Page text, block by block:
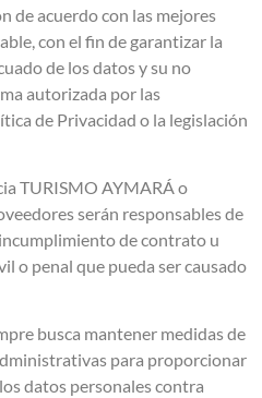
de acuerdo con las mejores
con el fin de garantizar la
de los datos y su no
autorizada por las
de Privacidad o la legislación
TURISMO AYMARÁ o
serán responsables de
de contrato u
o penal que pueda ser causado
busca mantener medidas de
para proporcionar
datos personales contra